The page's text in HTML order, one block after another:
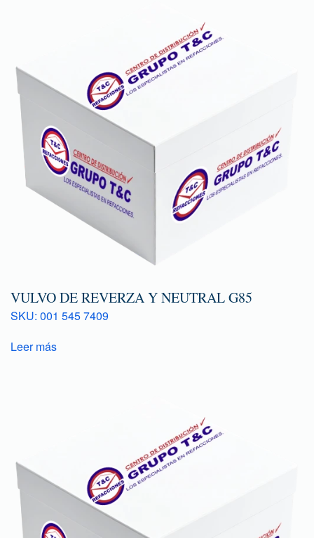
VULVO DE REVERZA Y NEUTRAL G85
SKU: 001 545 7409
Leer más